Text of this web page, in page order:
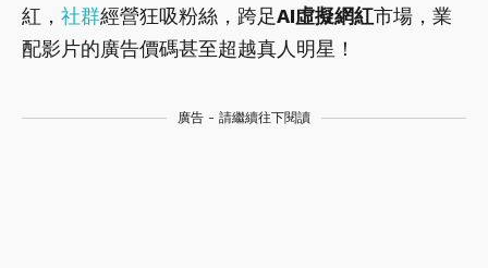
紅， 社群經營狂吸粉絲，跨足AI虛擬網紅市場，業
配影片的廣告價碼甚至超越真人明星！
廣告 - 請繼續往下閱讀